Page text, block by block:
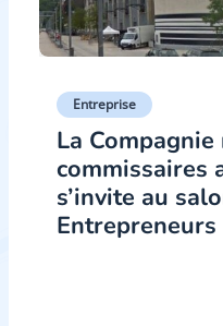
Entreprise
La
commissaires
s’invite au
Entrepreneurs